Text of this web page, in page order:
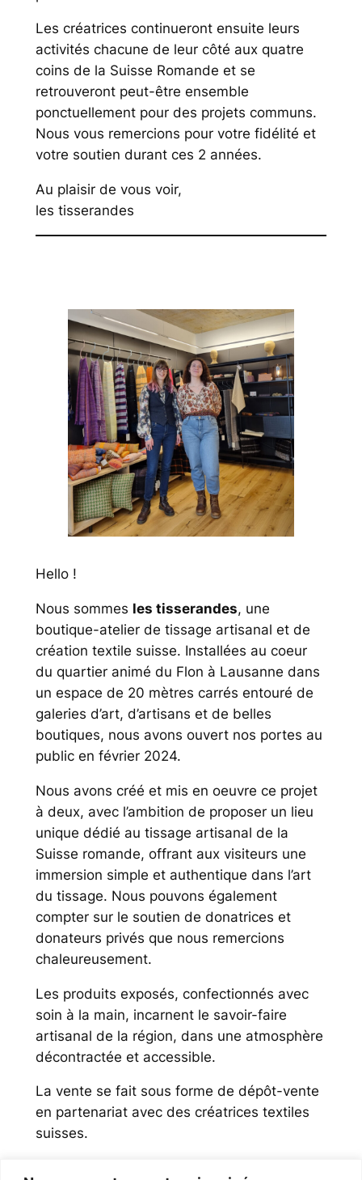
Les créatrices continueront ensuite leurs
activités chacune de leur côté aux quatre
coins de la Suisse Romande et se
retrouveront peut-être ensemble
ponctuellement pour des projets communs.
Nous vous remercions pour votre fidélité et
votre soutien durant ces 2 années.
Au plaisir de vous voir,
les tisserandes
Hello !
Nous sommes les tisserandes, une
boutique-atelier de tissage artisanal et de
création textile suisse. Installées au coeur
du quartier animé du Flon à Lausanne dans
un espace de 20 mètres carrés entouré de
galeries d’art, d’artisans et de belles
boutiques, nous avons ouvert nos portes au
public en février 2024.
Nous avons créé et mis en oeuvre ce projet
à deux, avec l’ambition de proposer un lieu
unique dédié au tissage artisanal de la
Suisse romande, offrant aux visiteurs une
immersion simple et authentique dans l’art
du tissage. Nous pouvons également
compter sur le soutien de donatrices et
donateurs privés que nous remercions
chaleureusement.
Les produits exposés, confectionnés avec
soin à la main, incarnent le savoir-faire
artisanal de la région, dans une atmosphère
décontractée et accessible.
La vente se fait sous forme de dépôt-vente
en partenariat avec des créatrices textiles
suisses.